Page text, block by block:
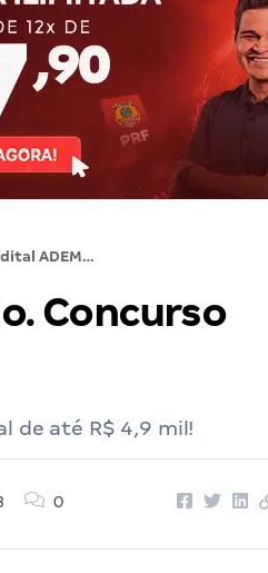
Edital ADEMA SE: Publicado. Concurso oferta 55 vagas! Confira!
Concurso
de até R$ 4,9 mil!
0